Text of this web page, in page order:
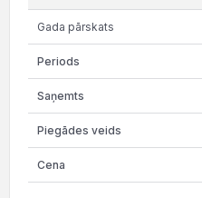
Gada pārskats